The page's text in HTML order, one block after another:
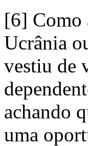
[6] Como
Ucrânia
vestiu de
achando
uma